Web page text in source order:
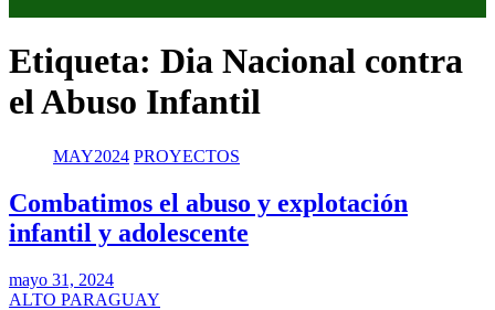
Etiqueta: Dia Nacional contra
el Abuso Infantil
MAY2024 PROYECTOS
Combatimos el abuso y explotación
infantil y adolescente
mayo 31, 2024
ALTO PARAGUAY